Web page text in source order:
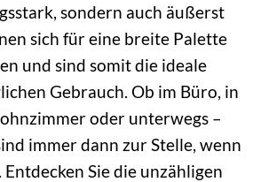
sondern auch äußerst
sich für eine breite Palette
und sind somit die ideale
Gebrauch. Ob im Büro, in
oder unterwegs –
immer dann zur Stelle, wenn
Entdecken Sie die unzähligen